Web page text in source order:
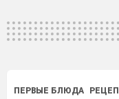
ПЕРВЫЕ БЛЮДА